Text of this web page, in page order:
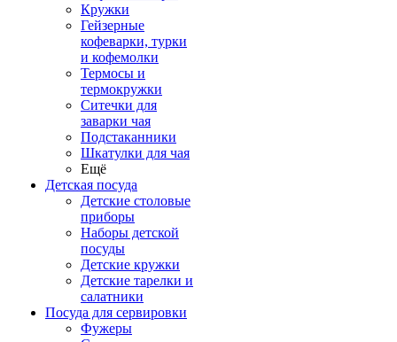
Кружки
Гейзерные
кофеварки, турки
и кофемолки
Термосы и
термокружки
Ситечки для
заварки чая
Подстаканники
Шкатулки для чая
Ещё
Детская посуда
Детские столовые
приборы
Наборы детской
посуды
Детские кружки
Детские тарелки и
салатники
Посуда для сервировки
Фужеры